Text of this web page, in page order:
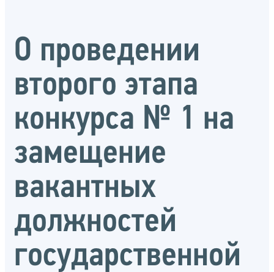
О проведении
второго этапа
конкурса № 1 на
замещение
вакантных
должностей
государственной